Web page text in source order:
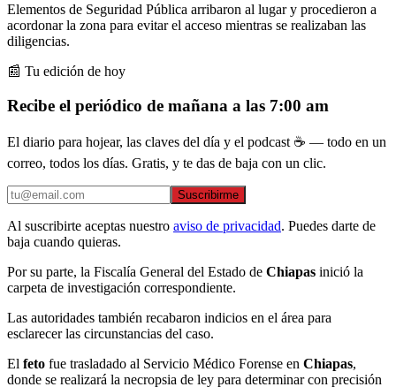
Elementos de Seguridad Pública arribaron al lugar y procedieron a
acordonar la zona para evitar el acceso mientras se realizaban las
diligencias.
📰 Tu edición de hoy
Recibe el periódico de mañana a las 7:00 am
El diario para hojear, las claves del día y el podcast ☕ — todo en un
correo, todos los días. Gratis, y te das de baja con un clic.
Suscribirme
Al suscribirte aceptas nuestro aviso de privacidad. Puedes darte de
baja cuando quieras.
Por su parte, la Fiscalía General del Estado de Chiapas inició la
carpeta de investigación correspondiente.
Las autoridades también recabaron indicios en el área para
esclarecer las circunstancias del caso.
El feto fue trasladado al Servicio Médico Forense en Chiapas,
donde se realizará la necropsia de ley para determinar con precisión